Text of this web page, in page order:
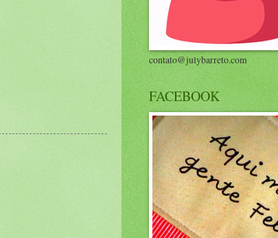
contato@julybarreto.com
FACEBOOK